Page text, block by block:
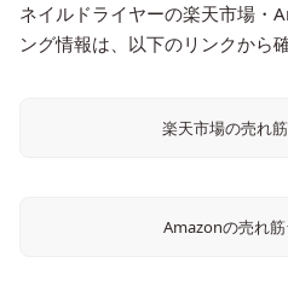
ネイルドライヤーの楽天市場・
ング情報は、以下のリンクから
楽天市場の売れ
Amazonの売れ